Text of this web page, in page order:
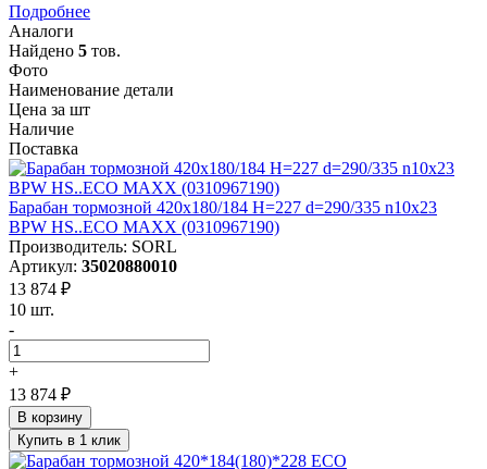
Подробнее
Аналоги
Найдено 5 тов.
Фото
Наименование детали
Цена за шт
Наличие
Поставка
Барабан тормозной 420x180/184 H=227 d=290/335 n10x23
BPW HS..ECO MAXX (0310967190)
Производитель: SORL
Артикул: 35020880010
13 874 ₽
10 шт.
-
+
13 874 ₽
В корзину
Купить в 1 клик